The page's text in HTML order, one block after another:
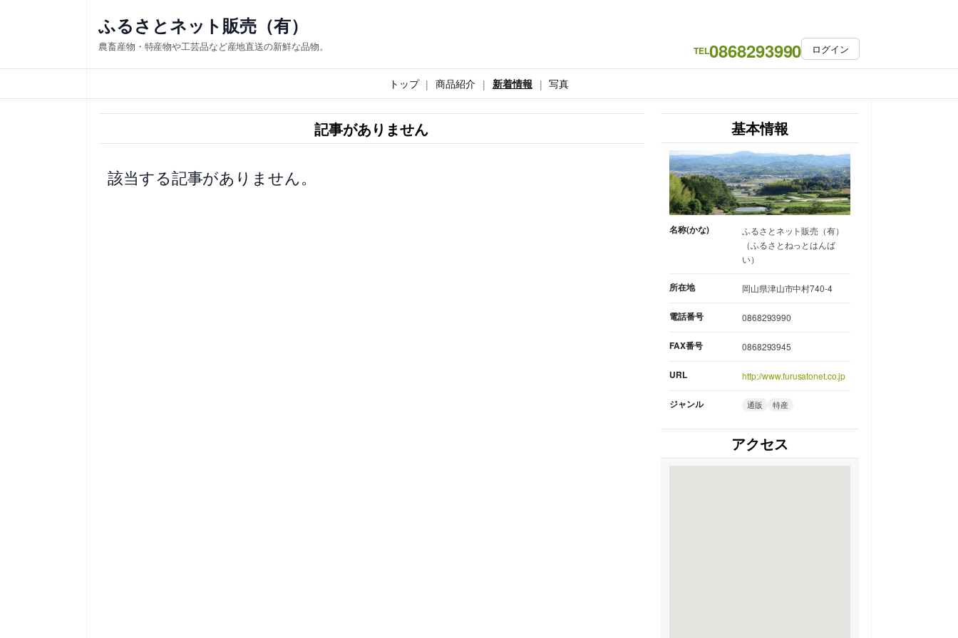
ス
キ
ふるさとネット販売（有）
農畜産物・特産物や工芸品など産地直送の新鮮な品物。 TEL0868293990 ログイン
トップ 商品紹介 新着情報 写真
記事がありません
該当する記事がありません。
基本情報
名称(かな)
ふるさとネット販売（有）
（ふるさとねっとはんば
い）
所在地 岡山県津山市中村740-4
電話番号 0868293990
FAX番号 0868293945
URL http://www.furusatonet.co.jp
ジャンル 通販 特産
アクセス